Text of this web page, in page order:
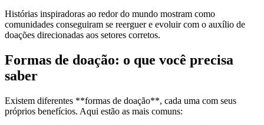
Histórias inspiradoras ao redor do mundo mostram como
comunidades conseguiram se reerguer e evoluir com o auxílio de
doações direcionadas aos setores corretos.
Formas de doação: o que você precisa
saber
Existem diferentes **formas de doação**, cada uma com seus
próprios benefícios. Aqui estão as mais comuns: